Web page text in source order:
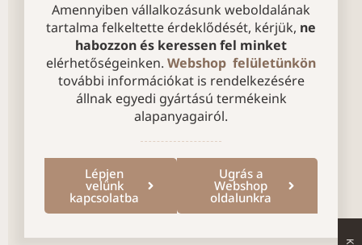
Amennyiben vállalkozásunk weboldalának
tartalma felkeltette érdeklődését, kérjük, ne
habozzon és keressen fel minket
elérhetőségeinken. Webshop felületünkön
további információkat is rendelkezésére
állnak egyedi gyártású termékeink
alapanyagairól.
Lépjen
velünk
kapcsolatba
Ugrás a
Webshop
oldalunkra